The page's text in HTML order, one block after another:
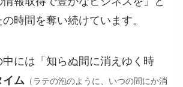
時間を奪い続けています。
には「知らぬ間に消えゆく時
イム （ラテの泡のように、いつの間にか消